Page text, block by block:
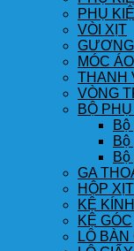
PHỤ
VÒI XỊT
GƯƠNG
MÓC ÁO
THANH
VÒNG
BỘ
GA
HỘP
KỆ KÍNH
KỆ GÓC
LÔ BÀN